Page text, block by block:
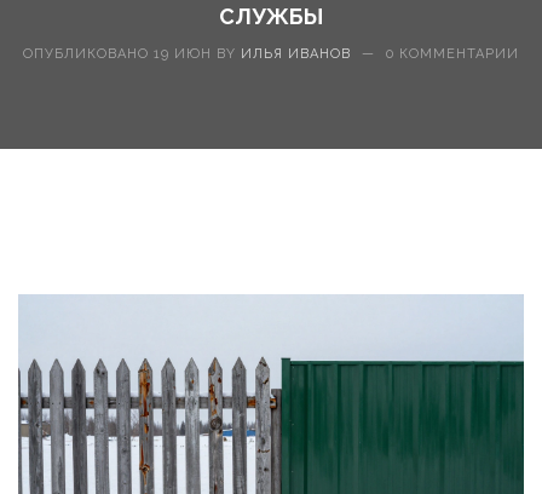
СЛУЖБЫ
ОПУБЛИКОВАНО 19 ИЮН BY ИЛЬЯ ИВАНОВ — 0 КОММЕНТАРИИ